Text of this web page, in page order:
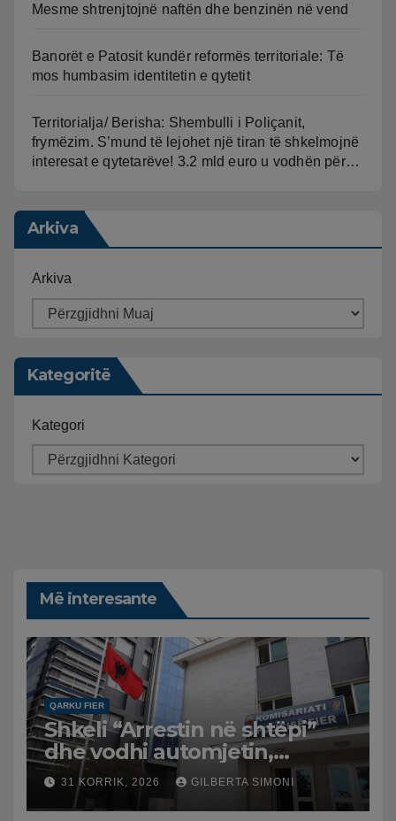
Mesme shtrenjtojnë naftën dhe benzinën në vend
Banorët e Patosit kundër reformës territoriale: Të
mos humbasim identitetin e qytetit
Territorialja/ Berisha: Shembulli i Poliçanit,
frymëzim. S’mund të lejohet një tiran të shkelmojnë
interesat e qytetarëve! 3.2 mld euro u vodhën për…
Arkiva
Arkiva
Kategoritë
Kategori
Më interesante
QARKU FIER
Shkeli “Arrestin në shtëpi”
dhe vodhi automjetin,
arrestohet 43-vjeçari
31 KORRIK, 2026 GILBERTA SIMONI